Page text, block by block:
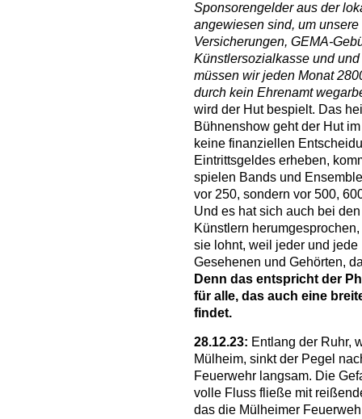
Sponsorengelder aus der
angewiesen sind, um
Versicherungen, GEMA-
Künstlersozialkasse und
müssen wir jeden Monat
durch kein Ehrenamt
wird der Hut bespielt. Das
Bühnenshow geht der Hut
keine finanziellen
Eintrittsgeldes erheben,
spielen Bands und
vor 250, sondern vor 500,
Und es hat sich auch bei
Künstlern
sie lohnt, weil jeder und
Gesehenen und Gehörten,
Denn das entspricht der
für alle, das auch eine
findet.
28.12.23: Entlang der Ruhr,
Mülheim, sinkt der Pegel
Feuerwehr langsam. Die
volle Fluss fließe mit
das die Mülheimer